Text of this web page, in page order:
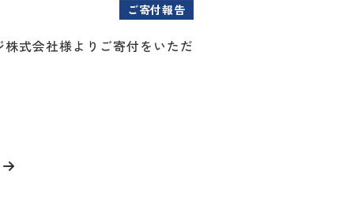
ご寄付報告
株式会社様よりご寄付をいただ